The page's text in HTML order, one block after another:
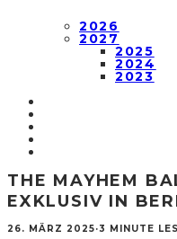
2026
2027
2025
2024
2023
THE MAYHEM
EXKLUSIV IN
26. MÄRZ 2025·3 MINUTE